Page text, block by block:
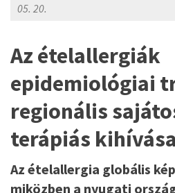
05. 20.
Az ételallergiák
epidemiológiai
regionális
terápiás
Az ételallergia globális
miközben a nyugati